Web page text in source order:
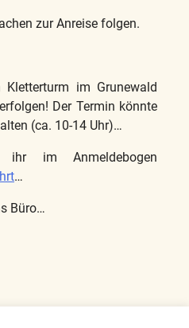
zur Anreise folgen.
im Grunewald
Der Termin könnte
(ca. 10-14 Uhr)…
im Anmeldebogen
…
Büro…